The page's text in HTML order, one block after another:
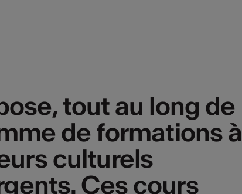
tout au long de
de formations à
culturels
Ces cours